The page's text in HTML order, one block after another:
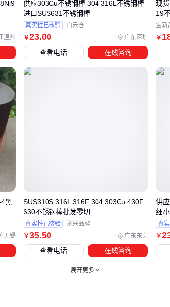
氯离子侵蚀。对于需要定期消
的防锈产品，避免与灭菌剂发
存储时注意将不同材质棒材
能引发电化学腐蚀。定期用
含量，能及时发现材质混用或
温州 ￥23.00 广东深圳
供应303Cu不锈钢棒 304 316L不锈钢棒
进口SUS631不锈钢棒
真实性已核验 白云仓
查看电话 在线咨询
￥
现
19
宝新
无锡
4黑
￥35.50 广东东莞
SUS310S 316L 316F 304 303Cu 430F
630不锈钢棒批发零切
真实性已核验 永兴品牌
查看电话 在线咨询
￥
供
细
真
展开更多